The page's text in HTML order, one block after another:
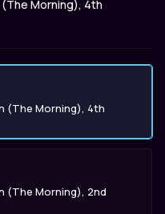
Morning), 4th
(The Morning), 4th
(The Morning), 2nd